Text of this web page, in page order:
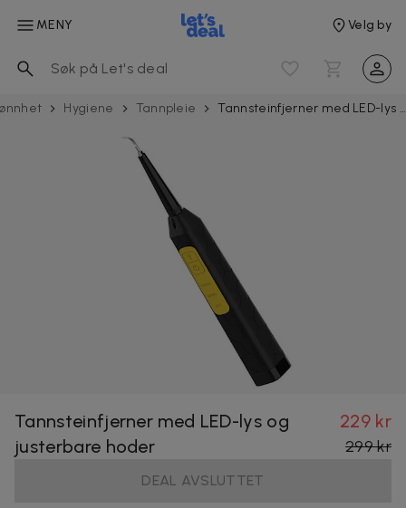
MENY Velg by
Hygiene Tannpleie Tannsteinfjerner med LED-lys og justerbare hoder
Tannsteinfjerner med LED-lys og
justerbare hoder
229 kr
299 kr
DEAL AVSLUTTET